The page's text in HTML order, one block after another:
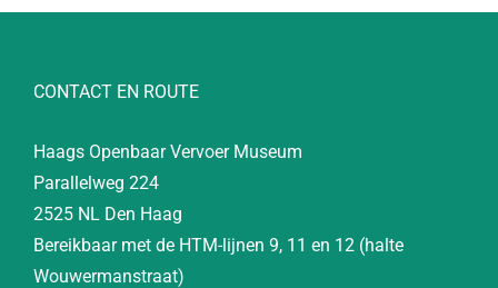
CONTACT EN ROUTE
Haags Openbaar Vervoer Museum
Parallelweg 224
2525 NL Den Haag
Bereikbaar met de HTM-lijnen 9, 11 en 12 (halte
Wouwermanstraat)